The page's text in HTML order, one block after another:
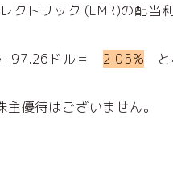
クトリック (EMR)の配
÷97.26ドル＝ 2.05% と
主優待はございません。